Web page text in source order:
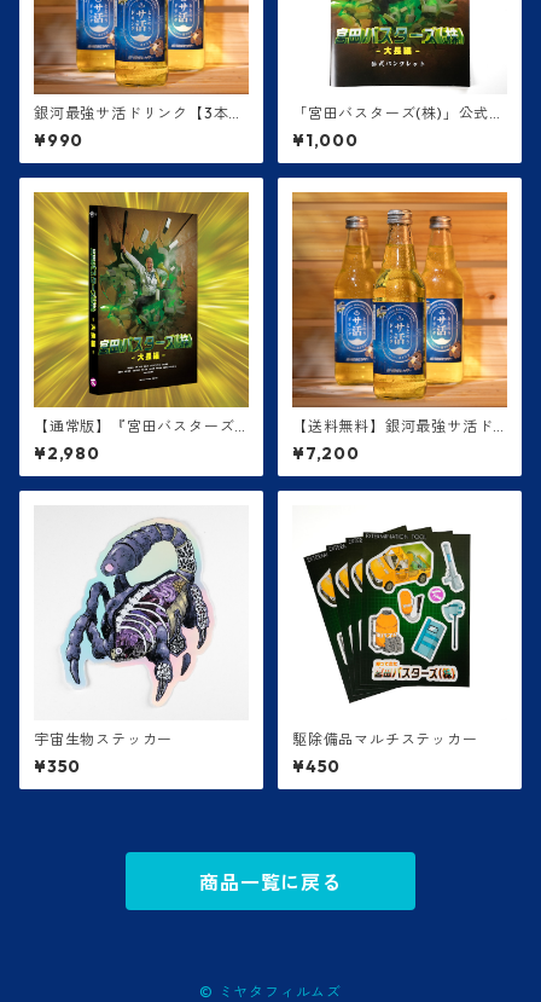
銀河最強サ活ドリンク【3本セ
ット】
¥990
「宮田バスターズ(株)」公式パ
ンフレット
¥1,000
【通常版】『宮田バスターズ
(株)-大長編-』DVD
¥2,980
【送料無料】銀河最強サ活ド
リンク【1ケース24本】
¥7,200
宇宙生物ステッカー
¥350
駆除備品マルチステッカー
¥450
商品一覧に戻る
© ミヤタフィルムズ